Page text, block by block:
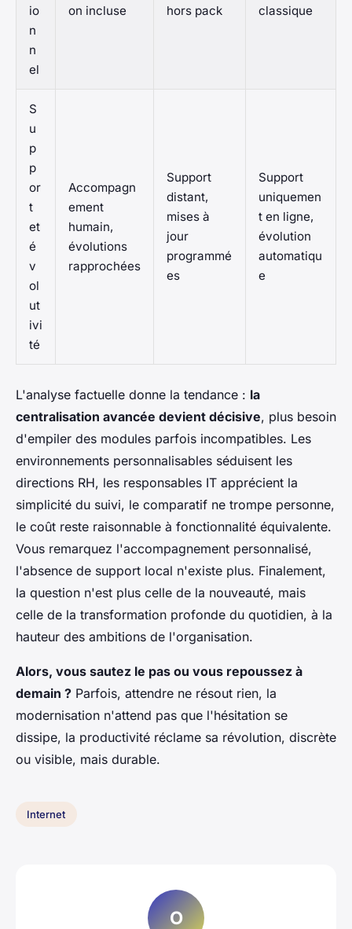
io
n
n
el
on incluse
hors pack
classique
S
u
p
p
or
t
et
é
v
ol
ut
ivi
té
Accompagn
ement
humain,
évolutions
rapprochées
Support
distant,
mises à
jour
programmé
es
Support
uniquemen
t en ligne,
évolution
automatiqu
e
L'analyse factuelle donne la tendance : la
centralisation avancée devient décisive, plus besoin
d'empiler des modules parfois incompatibles. Les
environnements personnalisables séduisent les
directions RH, les responsables IT apprécient la
simplicité du suivi, le comparatif ne trompe personne,
le coût reste raisonnable à fonctionnalité équivalente.
Vous remarquez l'accompagnement personnalisé,
l'absence de support local n'existe plus. Finalement,
la question n'est plus celle de la nouveauté, mais
celle de la transformation profonde du quotidien, à la
hauteur des ambitions de l'organisation.
Alors, vous sautez le pas ou vous repoussez à
demain ? Parfois, attendre ne résout rien, la
modernisation n'attend pas que l'hésitation se
dissipe, la productivité réclame sa révolution, discrète
ou visible, mais durable.
Internet
O